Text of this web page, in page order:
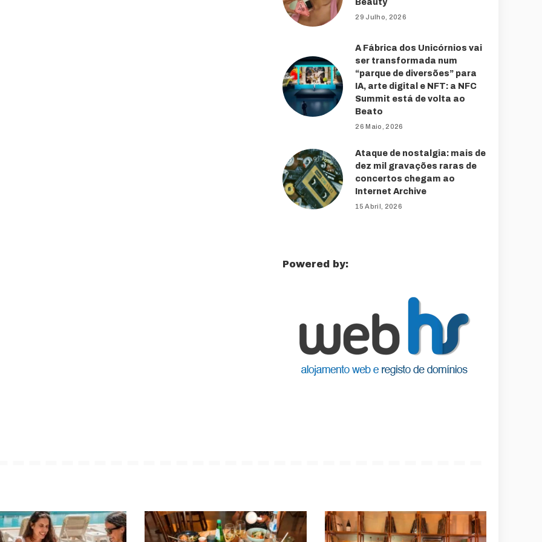
Beauty
29 Julho, 2026
A Fábrica dos Unicórnios vai
ser transformada num
“parque de diversões” para
IA, arte digital e NFT: a NFC
Summit está de volta ao
Beato
26 Maio, 2026
Ataque de nostalgia: mais de
dez mil gravações raras de
concertos chegam ao
Internet Archive
15 Abril, 2026
Powered by: